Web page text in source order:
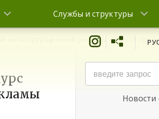
Службы и структуры
антикоррупционной рекламы «Вместе
Новости
Новости